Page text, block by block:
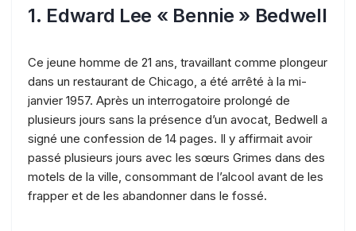
1. Edward Lee « Bennie » Bedwell
Ce jeune homme de 21 ans, travaillant comme plongeur
dans un restaurant de Chicago, a été arrêté à la mi-
janvier 1957. Après un interrogatoire prolongé de
plusieurs jours sans la présence d’un avocat, Bedwell a
signé une confession de 14 pages. Il y affirmait avoir
passé plusieurs jours avec les sœurs Grimes dans des
motels de la ville, consommant de l’alcool avant de les
frapper et de les abandonner dans le fossé.